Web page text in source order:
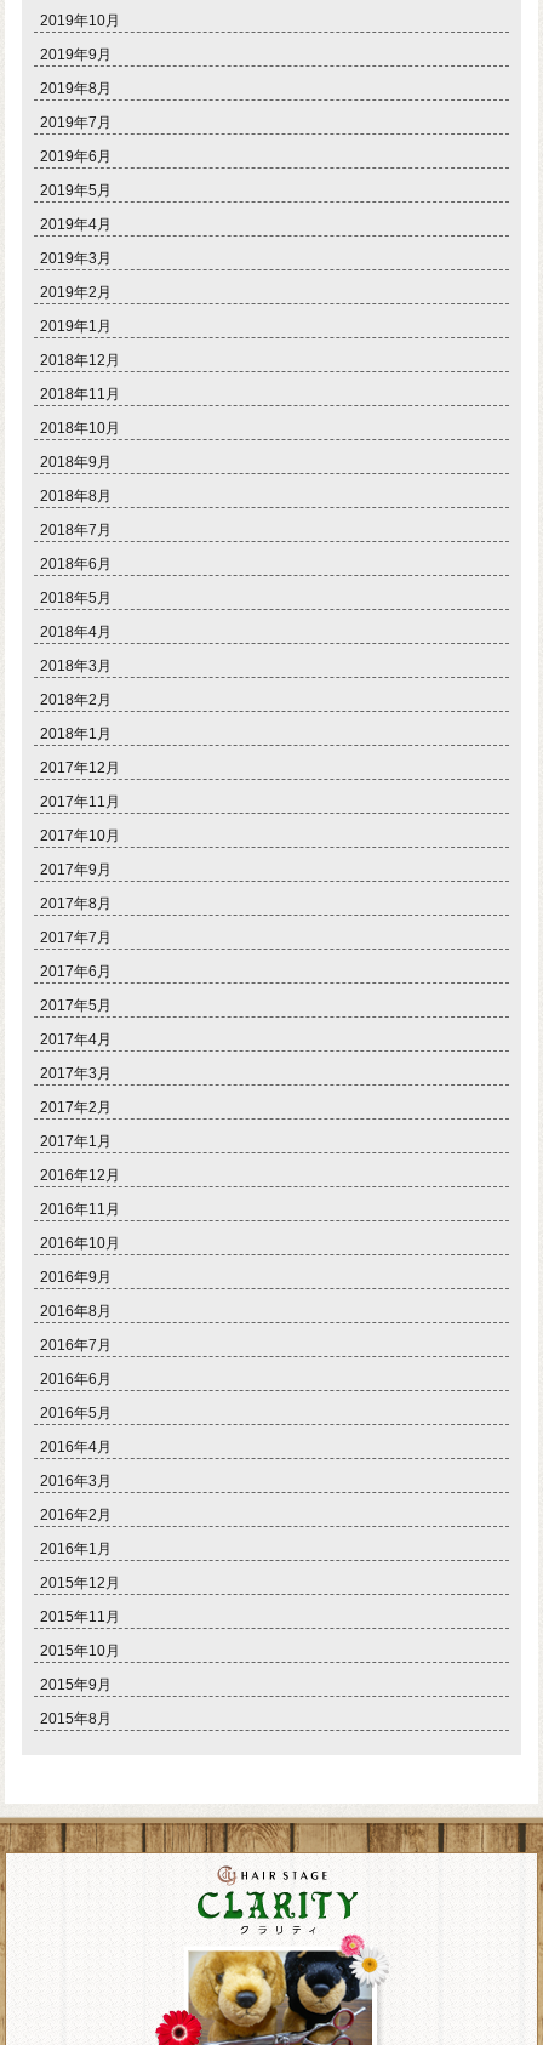
2019年10月
2019年9月
2019年8月
2019年7月
2019年6月
2019年5月
2019年4月
2019年3月
2019年2月
2019年1月
2018年12月
2018年11月
2018年10月
2018年9月
2018年8月
2018年7月
2018年6月
2018年5月
2018年4月
2018年3月
2018年2月
2018年1月
2017年12月
2017年11月
2017年10月
2017年9月
2017年8月
2017年7月
2017年6月
2017年5月
2017年4月
2017年3月
2017年2月
2017年1月
2016年12月
2016年11月
2016年10月
2016年9月
2016年8月
2016年7月
2016年6月
2016年5月
2016年4月
2016年3月
2016年2月
2016年1月
2015年12月
2015年11月
2015年10月
2015年9月
2015年8月